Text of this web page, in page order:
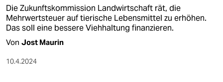
Die Zukunftskommission Landwirtschaft rät, die
Mehrwertsteuer auf tierische Lebensmittel zu erhöhen.
Das soll eine bessere Viehhaltung finanzieren.
Von Jost Maurin
10.4.2024